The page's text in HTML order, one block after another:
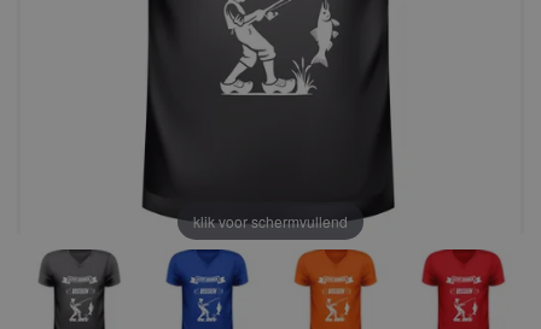
klik voor schermvullend